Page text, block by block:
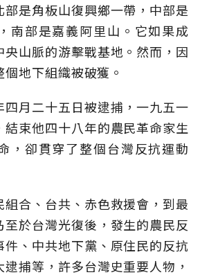
是角板山復興鄉一帶，中部是
南部是嘉義阿里山。它如果成
山脈的游擊戰基地。然而，因
地下組織被破獲。
月二十五日被逮捕，一九五一
束他四十八年的農民革命家生
，卻貫穿了整個台灣反抗運動
合、台共、赤色救援會，到最
於台灣光復後，發生的農民反
、中共地下黨、原住民的反抗
捕等，許多台灣史重要人物，